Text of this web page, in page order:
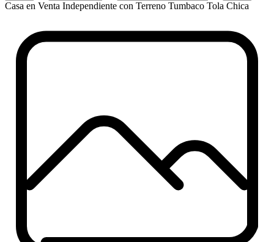
Casa en Venta Independiente con Terreno Tumbaco Tola Chica